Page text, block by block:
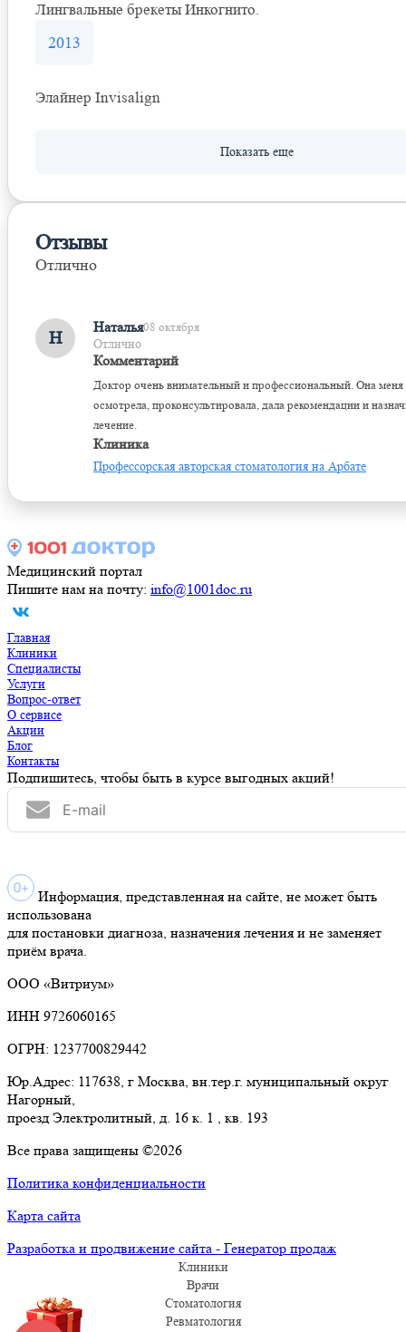
Лингвальные брекеты Инкогнито.
2013
Элайнер Invisalign
Отзывы
Отлично
Н
Наталья08 октября
Отлично
Комментарий
Доктор очень внимательный и профессиональный. Она меня
осмотрела, проконсультировала, дала рекомендации и
лечение.
Клиника
Профессорская авторская стоматология на Арбате
Медицинский портал
Пишите нам на почту: info@1001doc.ru
Главная
Клиники
Специалисты
Услуги
Вопрос-ответ
О сервисе
Акции
Блог
Контакты
Подпишитесь, чтобы быть в курсе выгодных акций!
Информация, представленная на сайте, не может быть
использована
для постановки диагноза, назначения лечения и не заменяет
приём врача.
ООО «Витриум»
ИНН 9726060165
ОГРН: 1237700829442
Юр.Адрес: 117638, г Москва, вн.тер.г. муниципальный округ
Нагорный,
проезд Электролитный, д. 16 к. 1 , кв. 193
Все права защищены ©2026
Политика конфиденциальности
Карта сайта
Разработка и продвижение сайта - Генератор продаж
Клиники
Врачи
Стоматология
Ревматология